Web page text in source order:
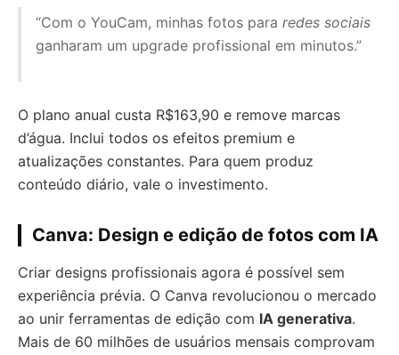
“Com o YouCam, minhas fotos para redes sociais
ganharam um upgrade profissional em minutos.”
O plano anual custa R$163,90 e remove marcas
d’água. Inclui todos os efeitos premium e
atualizações constantes. Para quem produz
conteúdo diário, vale o investimento.
Canva: Design e edição de fotos com IA
Criar designs profissionais agora é possível sem
experiência prévia. O Canva revolucionou o mercado
ao unir ferramentas de edição com IA generativa.
Mais de 60 milhões de usuários mensais comprovam